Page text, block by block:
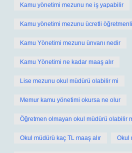
Kamu yönetimi mezunu ne iş yapabilir
Kamu yönetimi mezunu ücretli
Kamu Yönetimi mezunu ünvanı nedir
Kamu Yönetimi ne kadar maaş alır
Lise mezunu okul müdürü olabilir mi
Memur kamu yönetimi okursa ne olur
Öğretmen olmayan okul müdürü olabilir
Okul müdürü kaç TL maaş alır Okul